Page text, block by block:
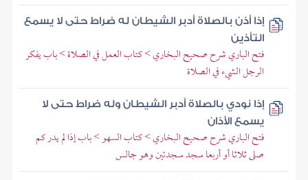
إذا أذن بالصلاة أدبر الشيطان له ضراط حتى لا يسمع
التأذين
فتح الباري شرح صحيح البخاري > كتاب العمل في الصلاة > باب يفكر
الرجل الشيء في الصلاة
إذا نودي بالصلاة أدبر الشيطان وله ضراط حتى لا
يسمع الأذان
فتح الباري شرح صحيح البخاري > كتاب السهو > باب إذا لم يدر كم
صلى ثلاثا أو أربعا سجد سجدتين وهو جالس